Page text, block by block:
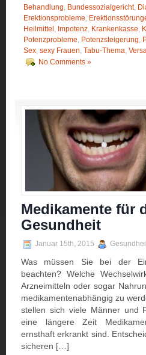
Behandlung Bundessozialgericht,
Erektionsprobleme
Heilmittel Impotenz Krankenkasse
Potenzprobleme Potenzsteigerung
Sex sexy Frauen Tabu-Thema
No Comments »
Medikamente für
Gesundheit
Januar 15th, 2015
Was müssen Sie bei der
beachten? Welche
Arzneimitteln oder sogar
medikamentenabhängig zu
stellen sich viele Männer und
eine längere Zeit
ernsthaft erkrankt sind.
sicheren […]